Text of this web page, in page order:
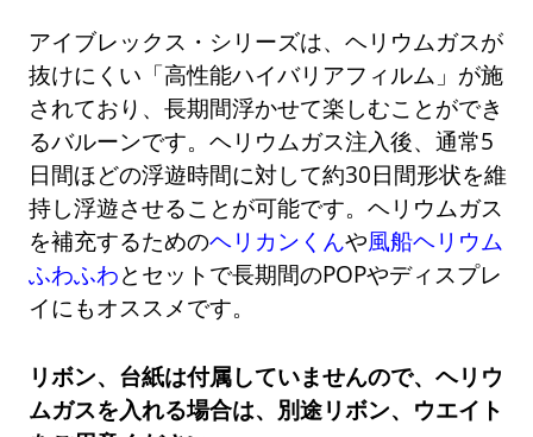
アイブレックス・シリーズは、ヘリウムガスが
抜けにくい「高性能ハイバリアフィルム」が施
されており、長期間浮かせて楽しむことができ
るバルーンです。ヘリウムガス注入後、通常5
日間ほどの浮遊時間に対して約30日間形状を維
持し浮遊させることが可能です。ヘリウムガス
を補充するためのヘリカンくんや風船ヘリウム
ふわふわとセットで長期間のPOPやディスプレ
イにもオススメです。
リボン、台紙は付属していませんので、ヘリウ
ムガスを入れる場合は、別途リボン、ウエイト